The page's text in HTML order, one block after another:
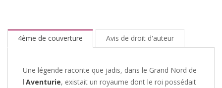
4ème de couverture Avis de droit d'auteur
Une légende raconte que jadis, dans le Grand Nord de
l'Aventurie, existait un royaume dont le roi possédait